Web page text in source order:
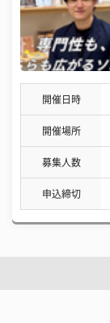
開催日時
開催場所
募集人数
申込締切